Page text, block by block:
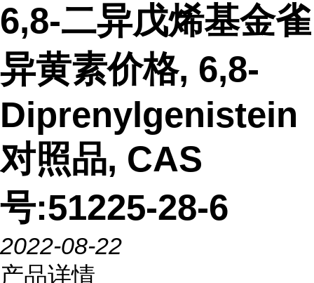
6,8-二异戊烯基金雀
异黄素价格, 6,8-
Diprenylgenistein
对照品, CAS
号:51225-28-6
2022-08-22
产品详情